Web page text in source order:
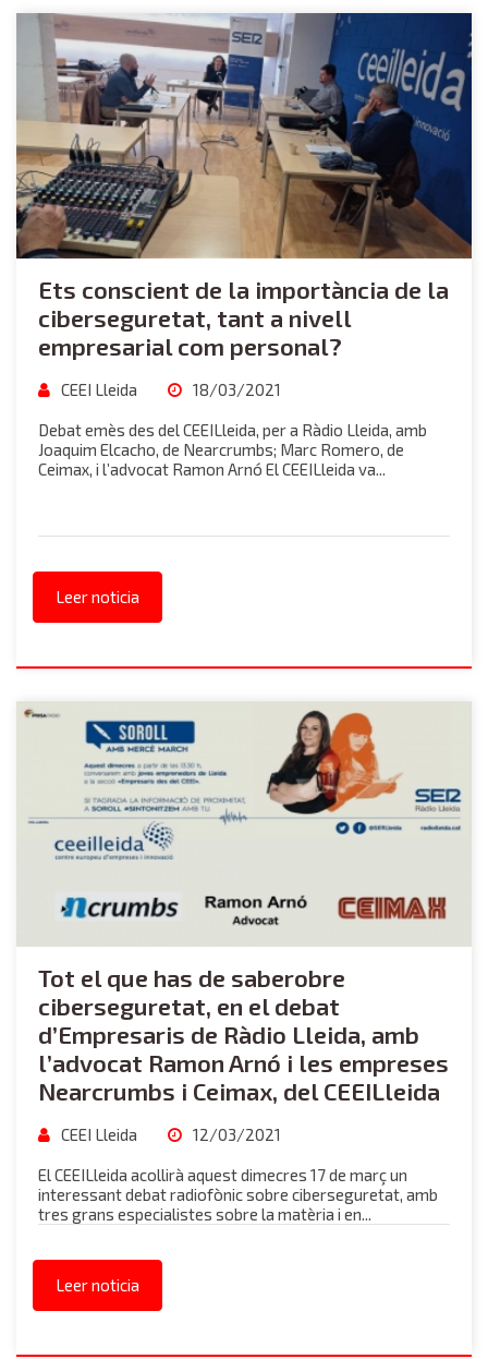
Ets conscient de la importància de la
ciberseguretat, tant a nivell
empresarial com personal?
CEEI Lleida 18/03/2021
Debat emès des del CEEILleida, per a Ràdio Lleida, amb
Joaquim Elcacho, de Nearcrumbs; Marc Romero, de
Ceimax, i l’advocat Ramon Arnó El CEEILleida va...
Leer noticia
Tot el que has de saberobre
ciberseguretat, en el debat
d’Empresaris de Ràdio Lleida, amb
l’advocat Ramon Arnó i les empreses
Nearcrumbs i Ceimax, del CEEILleida
CEEI Lleida 12/03/2021
El CEEILleida acollirà aquest dimecres 17 de març un
interessant debat radiofònic sobre ciberseguretat, amb
tres grans especialistes sobre la matèria i en...
Leer noticia